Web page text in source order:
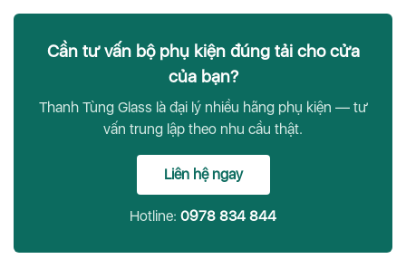
Cần tư vấn bộ phụ kiện đúng tải cho cửa
của bạn?
Thanh Tùng Glass là đại lý nhiều hãng phụ kiện — tư
vấn trung lập theo nhu cầu thật.
Liên hệ ngay
Hotline: 0978 834 844